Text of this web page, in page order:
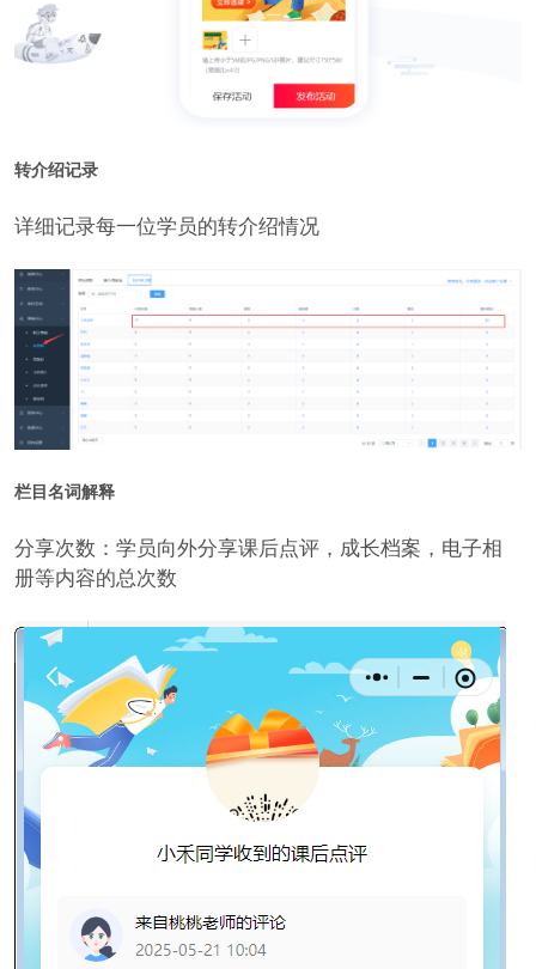
转介绍记录
详细记录每一位学员的转介绍情况
栏目名词解释
分享次数：学员向外分享课后点评，成长档案，电子相
册等内容的总次数